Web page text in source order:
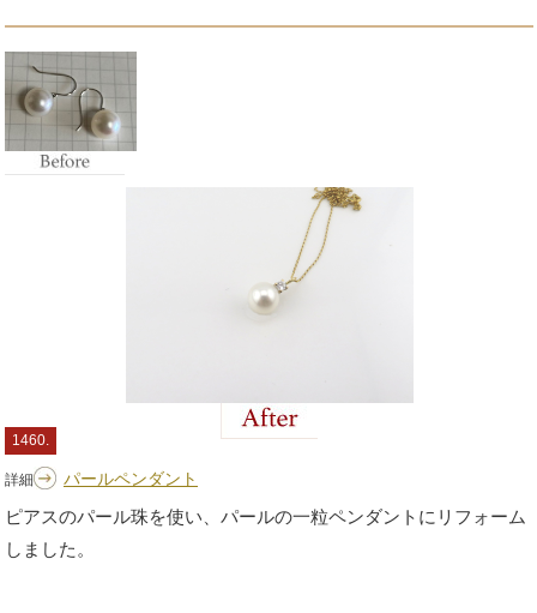
1460.
詳細 パールペンダント
ピアスのパール珠を使い、パールの一粒ペンダントにリフォーム
しました。